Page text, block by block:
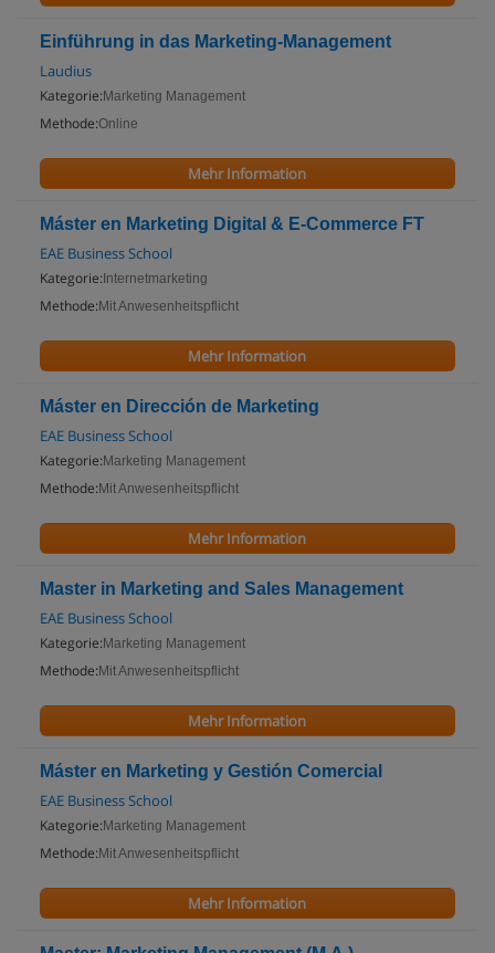
Einführung in das Marketing-Management
Laudius
Kategorie: Marketing Management
Methode:Online
Mehr Information
Máster en Marketing Digital & E-Commerce FT
EAE Business School
Kategorie: Internetmarketing
Methode: Mit Anwesenheitspflicht
Mehr Information
Máster en Dirección de Marketing
EAE Business School
Kategorie: Marketing Management
Methode: Mit Anwesenheitspflicht
Mehr Information
Master in Marketing and Sales Management
EAE Business School
Kategorie: Marketing Management
Methode: Mit Anwesenheitspflicht
Mehr Information
Máster en Marketing y Gestión Comercial
EAE Business School
Kategorie: Marketing Management
Methode: Mit Anwesenheitspflicht
Mehr Information